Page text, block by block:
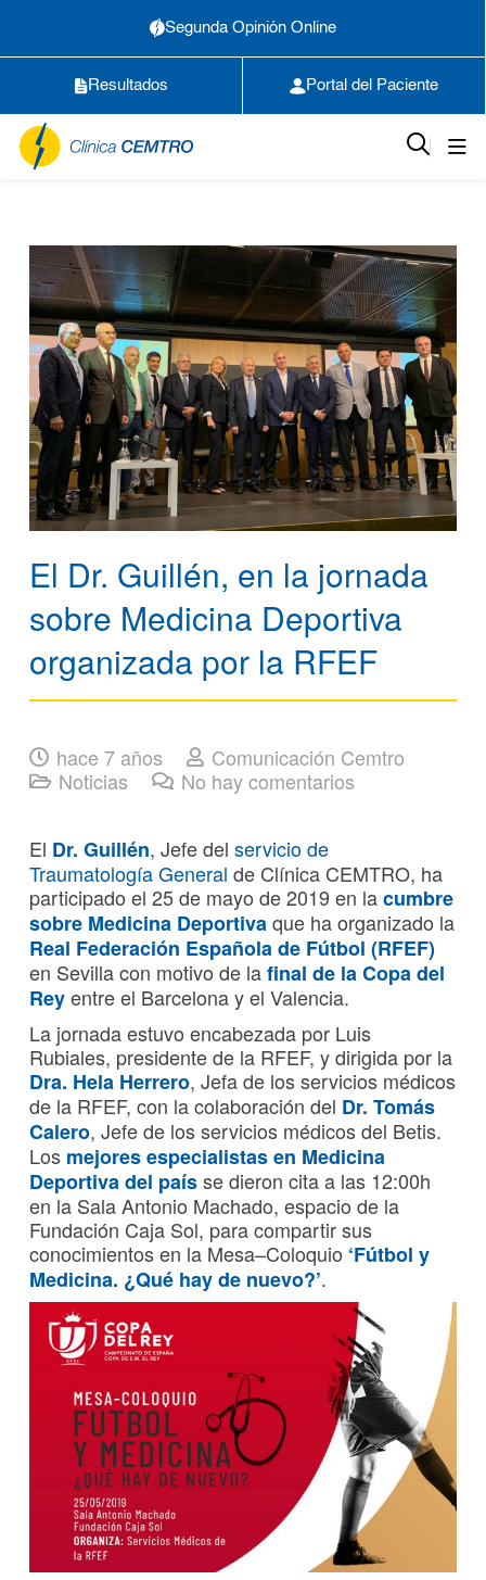
Segunda Opinión Online
Resultados Portal del Paciente
El Dr. Guillén, en la jornada
sobre Medicina Deportiva
organizada por la RFEF
hace 7 años
Comunicación Cemtro
Noticias
No hay comentarios
El Dr. Guillén, Jefe del servicio de
Traumatología General de Clínica CEMTRO, ha
participado el 25 de mayo de 2019 en lacumbre
sobre Medicina Deportivaque ha organizado la
Real Federación Española de Fútbol (RFEF)
en Sevilla con motivo de lafinal de la Copa del
Reyentre el Barcelona y el Valencia.
La jornada estuvo encabezada por Luis
Rubiales, presidente de la RFEF, y dirigida por la
Dra. Hela Herrero, Jefa de los servicios médicos
de la RFEF, con la colaboración del Dr. Tomás
Calero, Jefe de los servicios médicos del Betis.
Los mejores especialistas en Medicina
Deportivadel paísse dieron cita a las 12:00h
en la Sala Antonio Machado, espacio de la
Fundación Caja Sol, para compartir sus
conocimientos en la Mesa–Coloquio ‘Fútbol y
Medicina. ¿Qué hay de nuevo?’.